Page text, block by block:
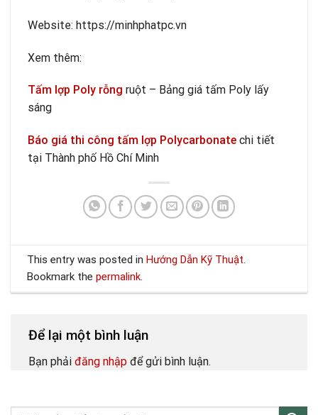
Website: https://minhphatpc.vn
Xem thêm:
Tấm lợp Poly rỗng ruột – Bảng giá tấm Poly lấy
sáng
Báo giá thi công tấm lợp Polycarbonate chi tiết
tại Thành phố Hồ Chí Minh
This entry was posted in Hướng Dẫn Kỹ Thuật
Bookmark the permalink.
Để lại một bình luận
Bạn phải đăng nhập để gửi bình luận.